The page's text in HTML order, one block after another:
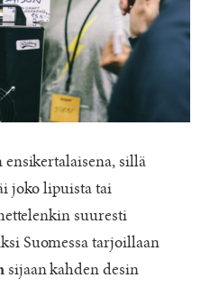
ensikertalaisena, sillä
joko lipuista tai
suuresti
Suomessa tarjoillaan
sijaan kahden desin